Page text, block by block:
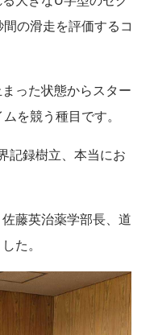
の滑走を評価するコ
まった状態からスター
を競う種目です。
記録樹立、本当にお
藤英治薬学部長、道
た。